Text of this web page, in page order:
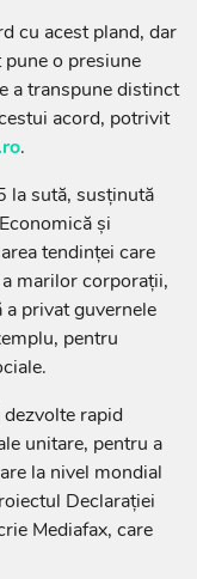
cu acest pland, dar
o presiune
a transpune distinct
acord, potrivit
.
la sută, susţinută
şi
tendinței care
marilor corporații,
privat guvernele
pentru
rapid
unitare, pentru a
la nivel mondial
Declaraţiei
Mediafax, care